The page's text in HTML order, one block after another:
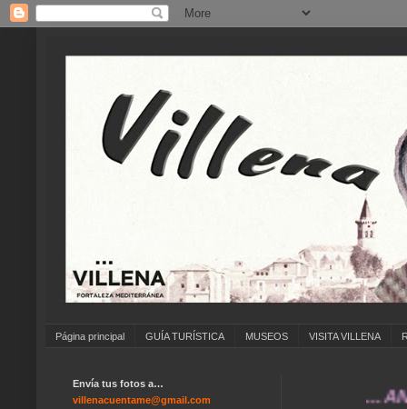
Página principal GUÍA TURÍSTICA MUSEOS VISITA VILLENA
...
Envía tus fotos a…
villenacuentame@gmail.com